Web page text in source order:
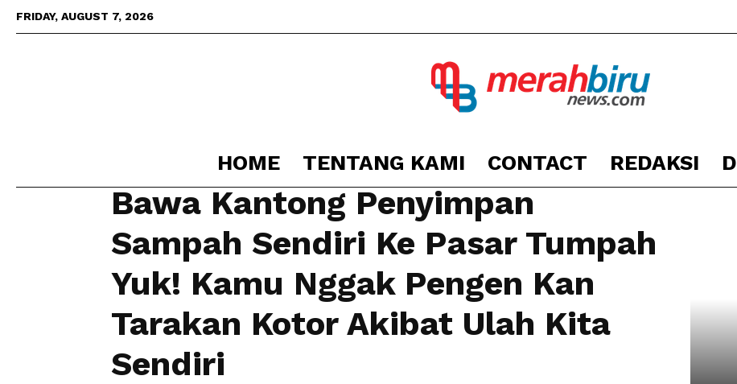
FRIDAY, AUGUST 7, 2026
Berita
Kota
HOME TENTANG KAMI CONTACT REDAKSI
Home Kota Bawa Kantong Penyimpan Sampah Sendiri Ke Pasar Tumpah Yuk! Kamu Nggak Pengen...
Bawa Kantong Penyimpan
Sampah Sendiri Ke Pasar Tumpah
Yuk! Kamu Nggak Pengen Kan
Tarakan Kotor Akibat Ulah Kita
Sendiri